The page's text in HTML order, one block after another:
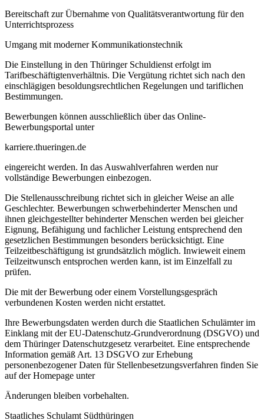
Bereitschaft zur Übernahme von Qualitätsverantwortung für den
Unterrichtsprozess
Umgang mit moderner Kommunikationstechnik
Die Einstellung in den Thüringer Schuldienst erfolgt im
Tarifbeschäftigtenverhältnis. Die Vergütung richtet sich nach den
einschlägigen besoldungsrechtlichen Regelungen und tariflichen
Bestimmungen.
Bewerbungen können ausschließlich über das Online-
Bewerbungsportal unter
karriere.thueringen.de
eingereicht werden. In das Auswahlverfahren werden nur
vollständige Bewerbungen einbezogen.
Die Stellenausschreibung richtet sich in gleicher Weise an alle
Geschlechter. Bewerbungen schwerbehinderter Menschen und
ihnen gleichgestellter behinderter Menschen werden bei gleicher
Eignung, Befähigung und fachlicher Leistung entsprechend den
gesetzlichen Bestimmungen besonders berücksichtigt. Eine
Teilzeitbeschäftigung ist grundsätzlich möglich. Inwieweit einem
Teilzeitwunsch entsprochen werden kann, ist im Einzelfall zu
prüfen.
Die mit der Bewerbung oder einem Vorstellungsgespräch
verbundenen Kosten werden nicht erstattet.
Ihre Bewerbungsdaten werden durch die Staatlichen Schulämter im
Einklang mit der EU-Datenschutz-Grundverordnung (DSGVO) und
dem Thüringer Datenschutzgesetz verarbeitet. Eine entsprechende
Information gemäß Art. 13 DSGVO zur Erhebung
personenbezogener Daten für Stellenbesetzungsverfahren finden Sie
auf der Homepage unter
Änderungen bleiben vorbehalten.
Staatliches Schulamt Südthüringen